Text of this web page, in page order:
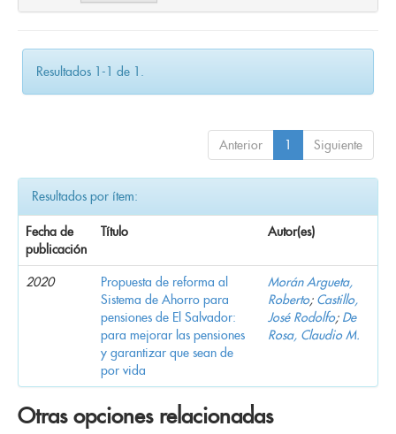
Resultados 1-1 de 1.
Anterior 1 Siguiente
Resultados por ítem:
Fecha de
publicación
Título Autor(es)
2020
Propuesta de reforma al
Sistema de Ahorro para
pensiones de El Salvador:
para mejorar las pensiones
y garantizar que sean de
por vida
Morán Argueta,
Roberto; Castillo,
José Rodolfo; De
Rosa, Claudio M.
Otras opciones relacionadas